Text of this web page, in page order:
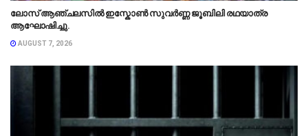
ലോസ് ആഞ്ചലസിൽ ഇസ്കോൺ സുവർണ്ണ ജൂബിലി രഥയാത്ര
ആഘോഷിച്ചു.
AUGUST 7, 2026